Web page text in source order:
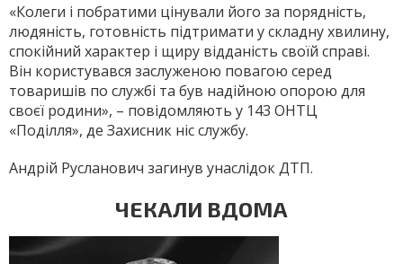
«Колеги і побратими цінували його за порядність,
людяність, готовність підтримати у складну хвилину,
спокійний характер і щиру відданість своїй справі.
Він користувався заслуженою повагою серед
товаришів по службі та був надійною опорою для
своєї родини», – повідомляють у 143 ОНТЦ
«Поділля», де Захисник ніс службу.
Андрій Русланович загинув унаслідок ДТП.
ЧЕКАЛИ ВДОМА